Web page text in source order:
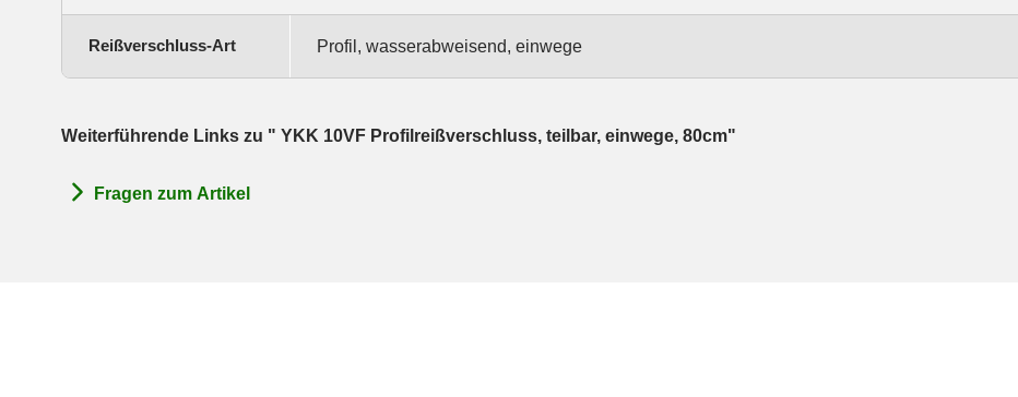
Reißverschluss-Art Profil, wasserabweisend, einwege
Weiterführende Links zu " YKK 10VF Profilreißverschluss, teilbar, einwege, 80cm"
Fragen zum Artikel